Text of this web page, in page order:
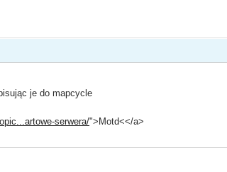
je do mapcycle
serwera/">Motd<</a>